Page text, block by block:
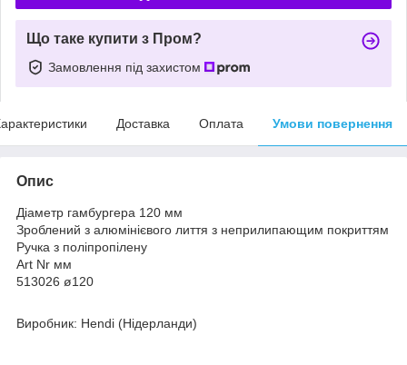
Що таке купити з Пром?
Замовлення під захистом
Доставка Оплата Умови повернення
Опис
Діаметр гамбургера 120 мм
Зроблений з алюмінієвого лиття з неприлипающим покриттям
Ручка з поліпропілену
Art Nr мм
513026 ø120
Виробник: Hendi (Нідерланди)